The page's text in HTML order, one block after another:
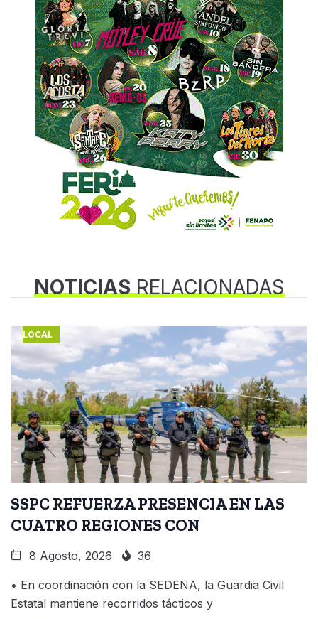
NOTICIASRELACIONADAS
LOCAL
SSPC REFUERZA PRESENCIA EN LAS
CUATRO REGIONES CON
8 Agosto, 2026 36
• En coordinación con la SEDENA, la Guardia Civil
Estatal mantiene recorridos tácticos y